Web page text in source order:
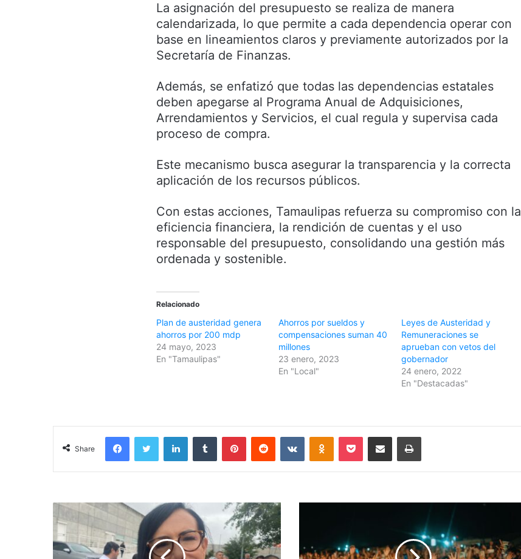
La asignación del presupuesto se realiza de manera
calendarizada, lo que permite a cada dependencia operar con
base en lineamientos claros y previamente autorizados por la
Secretaría de Finanzas.
Además, se enfatizó que todas las dependencias estatales
deben apegarse al Programa Anual de Adquisiciones,
Arrendamientos y Servicios, el cual regula y supervisa cada
proceso de compra.
Este mecanismo busca asegurar la transparencia y la correcta
aplicación de los recursos públicos.
Con estas acciones, Tamaulipas refuerza su compromiso con la
eficiencia financiera, la rendición de cuentas y el uso
responsable del presupuesto, consolidando una gestión más
ordenada y sostenible.
Relacionado
Plan de austeridad genera
ahorros por 200 mdp
24 mayo, 2023
En "Tamaulipas"
Ahorros por sueldos y
compensaciones suman 40
millones
23 enero, 2023
En "Local"
Leyes de Austeridad y
Remuneraciones se
aprueban con vetos del
gobernador
24 enero, 2022
En "Destacadas"
Share